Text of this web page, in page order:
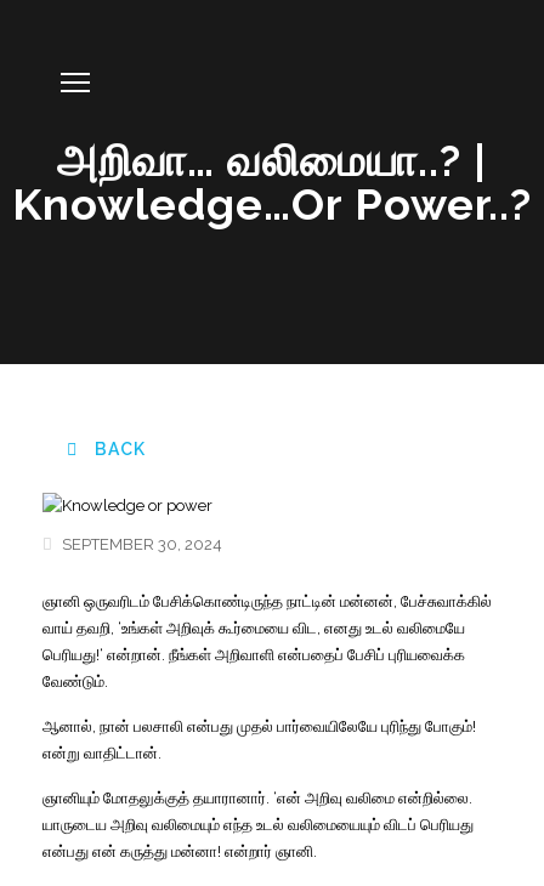
அறிவா… வலிமையா..? |
Knowledge…or Power..?
BACK
SEPTEMBER 30, 2024
ஞானி ஒருவரிடம் பேசிக்கொண்டிருந்த நாட்டின் மன்னன் பேச்சுவாக்கில்
வாய் தவறி , ‘உங்கள் அறிவுக் கூர்மையை விட
எனது உடல் வலிமையே
பெரியது!‘ என்றான். நீங்கள் அறிவாளி என்பதைப் பேசிப் புரியவைக்க
வேண்டும்.
ஆனால் நான் பலசாலி என்பது முதல் பார்வையிலேயே புரிந்து போகும்!
என்று வாதிட்டான்.
ஞானியும் மோதலுக்குத் தயாரானார். ‘என் அறிவு வலிமை என்றில்லை.
யாருடைய அறிவு வலிமையும் எந்த உடல் வலிமையையும் விடப் பெரியது
என்பது என் கருத்து மன்னா! என்றார் ஞானி.